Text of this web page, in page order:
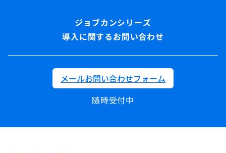
導入に関するお問い合わせ
メールお問い合わせフォーム
随時受付中